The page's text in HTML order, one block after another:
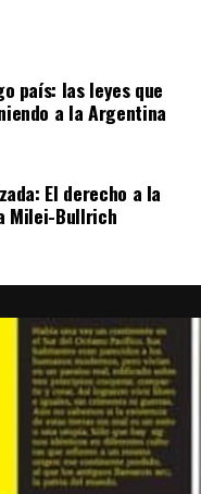
país: las leyes que
a la Argentina
El derecho a la
Milei-Bullrich